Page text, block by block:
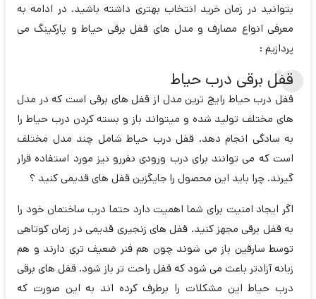
بتوانید در زمان خرید انتخاب بهتری داشته باشید. در ادامه به
معرفی انواع مصارف و مدل های قفل برقی حیاط و پارکینگ می
پردازیم :
قفل برقی درب حیاط
قفل درب حیاط رایج ترین مدل از قفل های برقی است که در مدل
های مختلف تولید شده و میتواند باز و بسته کردن درب حیاط را
به سادگی انجام دهد. قفل درب حیاط شامل چند مدل مختلف
است که می توانند برای درب ورودی نفررو نیز مورد استفاده قرار
گیرند. چرا باید این محصول را جایگزین قفل های قدیمی کنید ؟
اگر ایجاد امنیت برای شما اهمیت دارد حتما درب ساختمان خود را
به قفل برقی مجهز کنید. قفل های زنجیری قدیمی در زمان کوتاهی
توسط سارقین باز می شوند چون هم فنر ضعیف تری دارند و هم
زبانه آزادتر باعث می شود که قفل راحت تر باز شود. قفل های برقی
درب حیاط این مشکلات را برطرف کرده اند به این صورت که